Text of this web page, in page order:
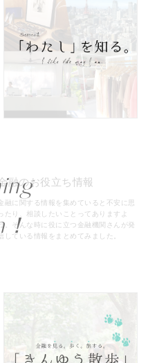
！
融のお役立ち情報
融に関する情報を集めていると不安に思
ったり、相談したいことってありますよ
。そんな時に役に立つ金融機関さんが発
している情報をまとめてみました。